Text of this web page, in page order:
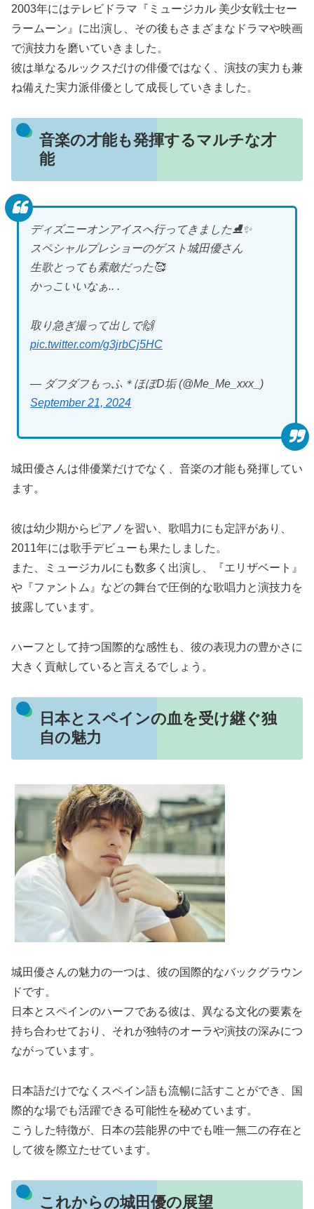
2003年にはテレビドラマ『ミュージカル 美少女戦士セー
ラームーン』に出演し、その後もさまざまなドラマや映画
で演技力を磨いていきました。
彼は単なるルックスだけの俳優ではなく、演技の実力も兼
ね備えた実力派俳優として成長していきました。
音楽の才能も発揮するマルチな才
能
ディズニーオンアイスへ行ってきました⛸️✨
スペシャルプレショーのゲスト城田優さん
生歌とっても素敵だった🥰
かっこいいなぁ.. .
取り急ぎ撮って出しで🙌
pic.twitter.com/g3jrbCj5HC
— ダフダフもっふ＊ほぼD垢 (@Me_Me_xxx_)
September 21, 2024
城田優さんは俳優業だけでなく、音楽の才能も発揮してい
ます。
彼は幼少期からピアノを習い、歌唱力にも定評があり、
2011年には歌手デビューも果たしました。
また、ミュージカルにも数多く出演し、『エリザベート』
や『ファントム』などの舞台で圧倒的な歌唱力と演技力を
披露しています。
ハーフとして持つ国際的な感性も、彼の表現力の豊かさに
大きく貢献していると言えるでしょう。
日本とスペインの血を受け継ぐ独
自の魅力
城田優さんの魅力の一つは、彼の国際的なバックグラウン
ドです。
日本とスペインのハーフである彼は、異なる文化の要素を
持ち合わせており、それが独特のオーラや演技の深みにつ
ながっています。
日本語だけでなくスペイン語も流暢に話すことができ、国
際的な場でも活躍できる可能性を秘めています。
こうした特徴が、日本の芸能界の中でも唯一無二の存在と
して彼を際立たせています。
これからの城田優の展望